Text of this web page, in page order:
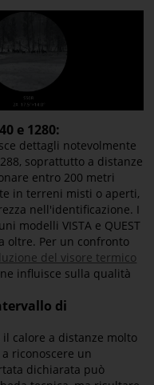
e 1280:
dettagli notevolmente
soprattutto a distanze
entro 200 metri
in terreni misti o aperti,
nell'identificazione. I
modelli VISTA e QUEST
oltre. Per un confronto
del visore termico
influisce sulla qualità
di
calore a distanze molto
riconoscere un
dichiarata può